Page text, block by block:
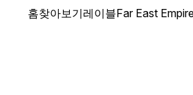
홈찾아보기레이블Far East